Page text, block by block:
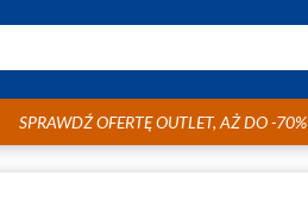
SPRAWDŹ OFERTĘ OUTLET, AŻ DO -70%